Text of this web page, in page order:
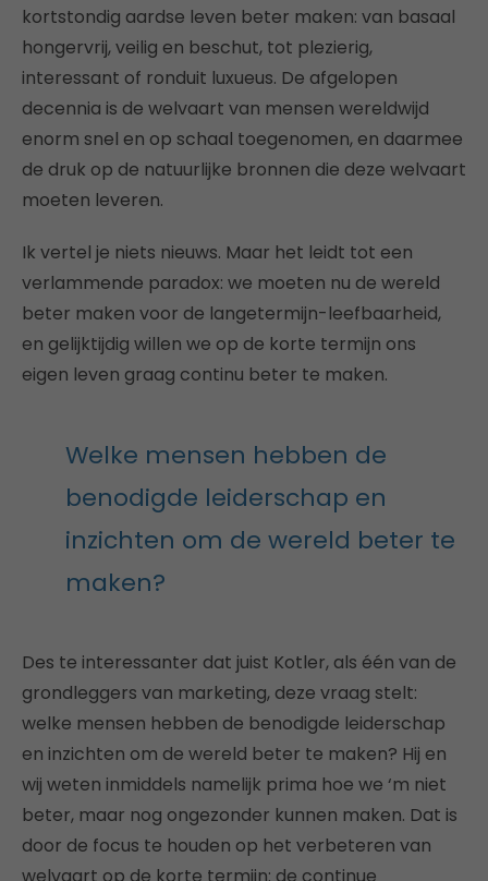
kortstondig aardse leven beter maken: van basaal
hongervrij, veilig en beschut, tot plezierig,
interessant of ronduit luxueus. De afgelopen
decennia is de welvaart van mensen wereldwijd
enorm snel en op schaal toegenomen, en daarmee
de druk op de natuurlijke bronnen die deze welvaart
moeten leveren.
Ik vertel je niets nieuws. Maar het leidt tot een
verlammende paradox: we moeten nu de wereld
beter maken voor de langetermijn-leefbaarheid,
en gelijktijdig willen we op de korte termijn ons
eigen leven graag continu beter te maken.
Welke mensen hebben de
benodigde leiderschap en
inzichten om de wereld beter te
maken?
Des te interessanter dat juist Kotler, als één van de
grondleggers van marketing, deze vraag stelt:
welke mensen hebben de benodigde leiderschap
en inzichten om de wereld beter te maken? Hij en
wij weten inmiddels namelijk prima hoe we ‘m niet
beter, maar nog ongezonder kunnen maken. Dat is
door de focus te houden op het verbeteren van